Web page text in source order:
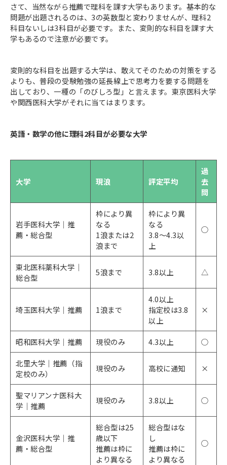
さて、当然ながら推薦で理科を課す大学もあります。基本的な
問題が出題されるのは、3の英数型と変わりませんが、理科2
科目ないしは3科目が必要です。また、変則的な科目を課す大
学もあるので注意が必要です。
変則的な科目を出題する大学は、敢えてそのための対策をする
よりも、普段の受験勉強の延長線上で思考力を要する問題を
出しており、一種の「のびしろ型」と言えます。東京医科大学
や関西医科大学がそれに当てはまります。
英語・数学の他に理科2科目が必要な大学
大学 現浪 評定平均
過
去
問
岩手医科大学｜推
薦・総合型
枠により異
なる
1浪または2
浪まで
枠により異
なる
3.8～4.3以
上
○
東北医科薬科大学｜
総合型
5浪まで 3.8以上 △
埼玉医科大学｜推薦 1浪まで
4.0以上
指定校は3.8
以上
×
昭和医科大学｜推薦 現役のみ 4.3以上
○
北里大学｜推薦（指
定校のみ）
現役のみ 高校に通知 ×
聖マリアンナ医科大
学｜推薦
現役のみ 3.8以上 ○
金沢医科大学｜推
薦・総合型
総合型は25
歳以下
推薦は枠に
より異なる
総合型はな
し
推薦は枠に
より異なる
○